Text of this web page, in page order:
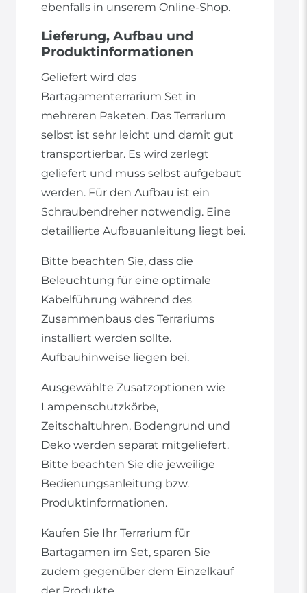
ebenfalls in unserem Online-Shop.
Lieferung, Aufbau und
Produktinformationen
Geliefert wird das
Bartagamenterrarium Set in
mehreren Paketen. Das Terrarium
selbst ist sehr leicht und damit gut
transportierbar. Es wird zerlegt
geliefert und muss selbst aufgebaut
werden. Für den Aufbau ist ein
Schraubendreher notwendig. Eine
detaillierte Aufbauanleitung liegt bei.
Bitte beachten Sie, dass die
Beleuchtung für eine optimale
Kabelführung während des
Zusammenbaus des Terrariums
installiert werden sollte.
Aufbauhinweise liegen bei.
Ausgewählte Zusatzoptionen wie
Lampenschutzkörbe,
Zeitschaltuhren, Bodengrund und
Deko werden separat mitgeliefert.
Bitte beachten Sie die jeweilige
Bedienungsanleitung bzw.
Produktinformationen.
Kaufen Sie Ihr Terrarium für
Bartagamen im Set, sparen Sie
zudem gegenüber dem Einzelkauf